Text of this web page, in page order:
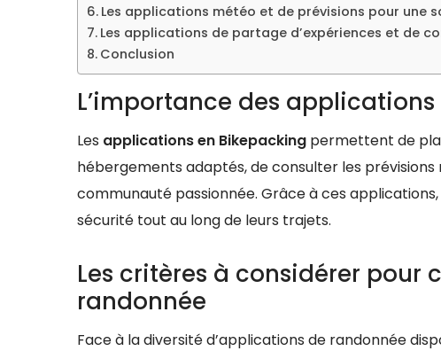
Les applications météo et de prévisions pour une
Les applications de partage d’expériences et de
Conclusion
L’importance des
Les applications en Bikepacking permettent de
hébergements adaptés, de consulter les
communauté passionnée. Grâce à ces
sécurité tout au long de leurs trajets.
Les critères à considérer
randonnée
Face à la diversité d’applications de randonnée